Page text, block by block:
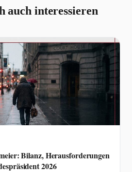
auch interessieren
Bilanz, Herausforderungen
2026